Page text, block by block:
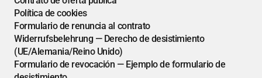
Política de cookies
Formulario de renuncia al contrato
Widerrufsbelehrung — Derecho de desistimiento
(UE/Alemania/Reino Unido)
Formulario de revocación — Ejemplo de formulario de